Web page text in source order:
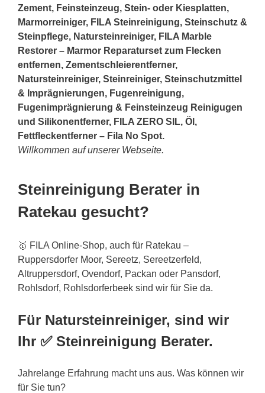
Zement, Feinsteinzeug, Stein- oder Kiesplatten,
Marmorreiniger, FILA Steinreinigung, Steinschutz &
Steinpflege, Natursteinreiniger, FILA Marble
Restorer – Marmor Reparaturset zum Flecken
entfernen, Zementschleierentferner,
Natursteinreiniger, Steinreiniger, Steinschutzmittel
& Imprägnierungen, Fugenreinigung,
Fugenimprägnierung & Feinsteinzeug Reinigugen
und Silikonentferner, FILA ZERO SIL, Öl,
Fettfleckentferner – Fila No Spot.
Willkommen auf unserer Webseite.
Steinreinigung Berater in
Ratekau gesucht?
🥇 FILA Online-Shop, auch für Ratekau –
Ruppersdorfer Moor, Sereetz, Sereetzerfeld,
Altruppersdorf, Ovendorf, Packan oder Pansdorf,
Rohlsdorf, Rohlsdorferbeek sind wir für Sie da.
Für Natursteinreiniger, sind wir
Ihr ✅ Steinreinigung Berater.
Jahrelange Erfahrung macht uns aus. Was können wir
für Sie tun?